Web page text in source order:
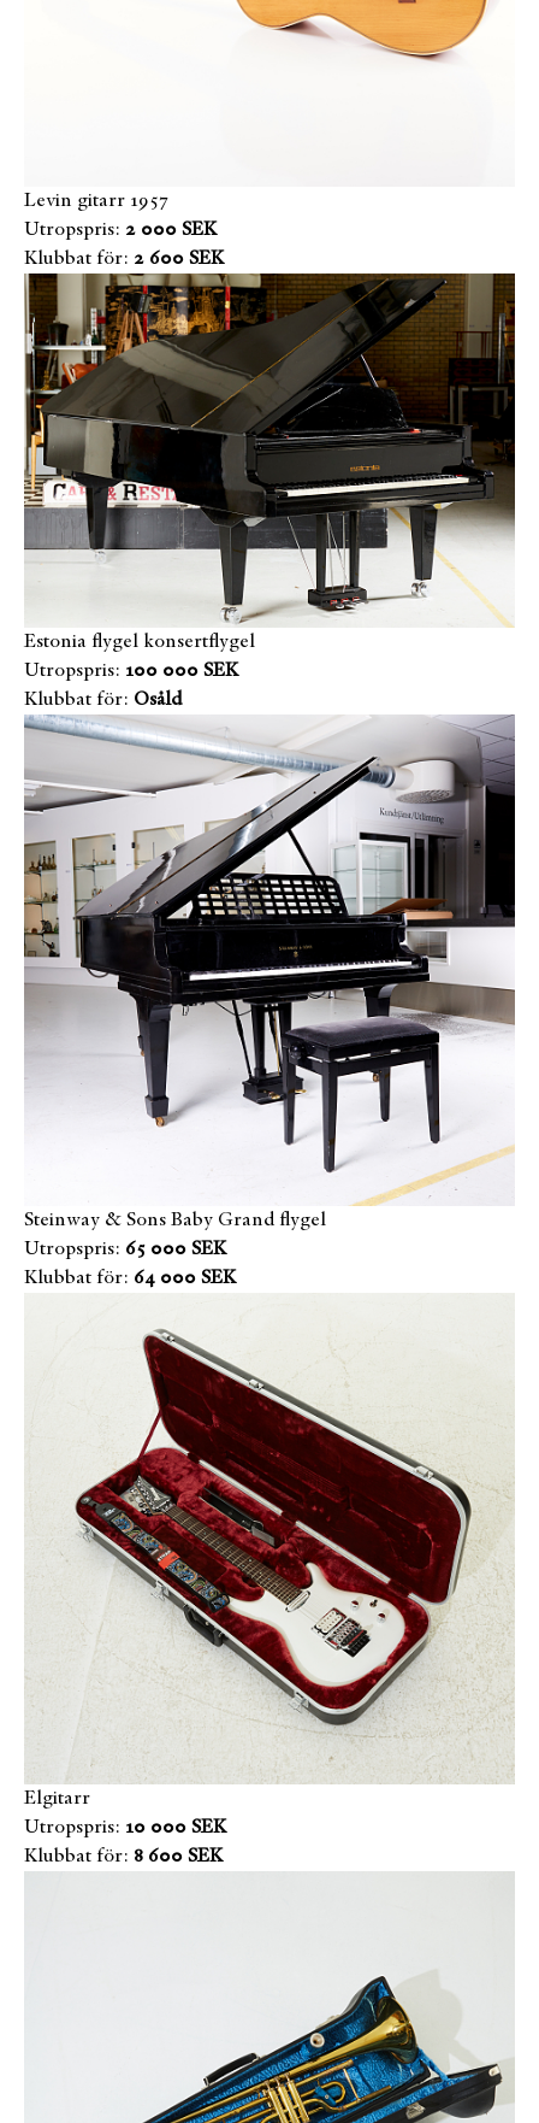
Levin gitarr 1957
Utropspris: 2 000 SEK
Klubbat för: 2 600 SEK
Estonia flygel konsertflygel
Utropspris: 100 000 SEK
Klubbat för: Osåld
Steinway & Sons Baby Grand flygel
Utropspris: 65 000 SEK
Klubbat för: 64 000 SEK
Elgitarr
Utropspris: 10 000 SEK
Klubbat för: 8 600 SEK